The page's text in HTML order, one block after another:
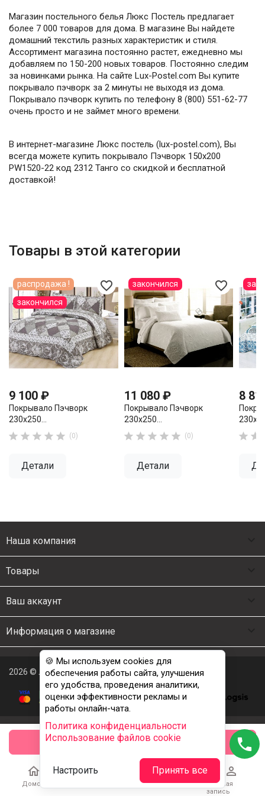
Магазин постельного белья Люкс Постель предлагает
более 7 000 товаров для дома. В магазине Вы найдете
домашний текстиль разных характеристик и стиля.
Ассортимент магазина постоянно растет, ежедневно мы
добавляем по 150-200 новых товаров. Постоянно следим
за новинками рынка. На сайте Lux-Postel.com Вы купите
покрывало пэчворк за 2 минуты не выходя из дома.
Покрывало пэчворк купить по телефону 8 (800) 551-62-77
очень просто и не займет много времени.
В интернет-магазине Люкс постель (lux-postel.com), Вы
всегда можете купить покрывало Пэчворк 150х200
PW1520-22 код 2312 Танго со скидкой и бесплатной
доставкой!
Товары в этой категории
favorite_border
9 100 ₽
Покрывало Пэчворк
230х250...
     (0)
Детали
распродажа !
закончился
favorite_border
11 080 ₽
Покрывало Пэчворк
230х250...
     (0)
Детали
закончился
8
 
Наша компания
Товары
Ваш аккаунт
Информация о магазине
2026 © Люкс Постель
🍪 Мы используем cookies для
обеспечения работы сайта, улучшения
его удобства, проведения аналитики,
оценки эффективности рекламы и
работы онлайн-чата.
Политика конфиденциальности
Использование файлов cookie
Настроить Принять все
phone
заказать

Домой

Корзина

Избранное

Учетная
запись